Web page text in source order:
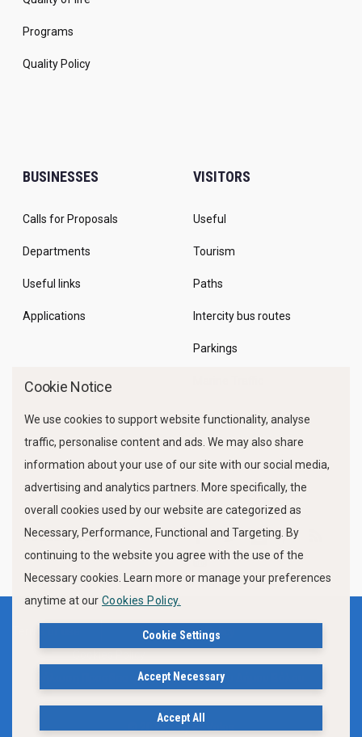
Programs
Quality Policy
BUSINESSES
Calls for Proposals
Departments
Useful links
Applications
VISITORS
Useful
Tourism
Paths
Intercity bus routes
Parkings
FOLLOW US
© 2019, City of Volos
Privacy Policy
Δήλωση Προσβασιμότητας Ιστότοπου Δήμου Βόλου
Cookie Notice
We use cookies to support website functionality, analyse
traffic, personalise content and ads. We may also share
information about your use of our site with our social media,
advertising and analytics partners. More specifically, the
overall cookies used by our website are categorized as
Necessary, Performance, Functional and Targeting. By
continuing to the website you agree with the use of the
Necessary cookies. Learn more or manage your preferences
anytime at our Cookies Policy.
Cookie Settings
Accept Necessary
Accept All